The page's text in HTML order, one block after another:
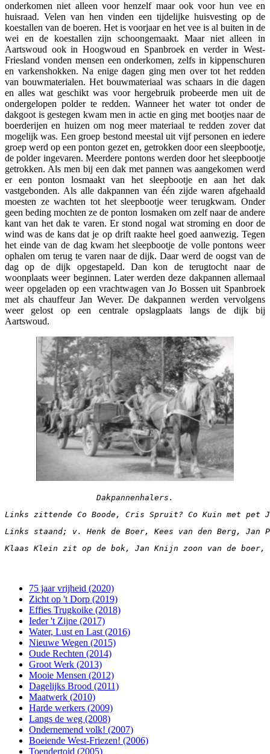
onderkomen niet alleen voor henzelf maar ook voor hun vee en
huisraad. Velen van hen vinden een tijdelijke huisvesting op de
koestallen van de boeren. Het is voorjaar en het vee is al buiten in de
wei en de koestallen zijn schoongemaakt. Maar niet alleen in
Aartswoud ook in Hoogwoud en Spanbroek en verder in West-
Friesland vonden mensen een onderkomen, zelfs in kippenschuren
en varkenshokken. Na enige dagen ging men over tot het redden
van bouwmaterialen. Het bouwmateriaal was schaars in die dagen
en alles wat geschikt was voor hergebruik probeerde men uit de
ondergelopen polder te redden. Wanneer het water tot onder de
dakgoot is gestegen kwam men in actie en ging met bootjes naar de
boerderijen en huizen om nog meer materiaal te redden zover dat
mogelijk was. Een groep bestond meestal uit vijf personen en iedere
groep werd op een ponton gezet en, getrokken door een sleepbootje,
de polder ingevaren. Meerdere pontons werden door het sleepbootje
getrokken. Als men bij een dak met pannen was aangekomen werd
er een ponton losmaakt van het sleepbootje en aan het dak
vastgebonden. Als alle dakpannen van één zijde waren afgehaald
moesten ze wachten tot het sleepbootje weer terugkwam. Onder
geen beding mochten ze de ponton losmaken om zelf naar de andere
kant van het dak te varen. Er stond nogal wat stroming en door de
wind was de kans dat je op drift raakte heel goed aanwezig. Tegen
het einde van de dag kwam het sleepbootje de volle pontons weer
ophalen om terug te varen naar de dijk. Daar werd de oogst van de
dag op de dijk opgestapeld. Dan kon de terugtocht naar de
woonplaats weer beginnen. Later werden deze dakpannen allemaal
weer opgeladen op een vrachtwagen van Jo Bossen uit Spanbroek
met als chauffeur Jan Wever. De dakpannen werden vervolgens
weer gelost op een centrale opslagplaats langs de dijk bij
Aartswoud.
Dakpannenhalers.
Links zittende Co Boode, Cris Spruit? Co Kuin met pet
Links staand; v. Henk de Boer, Kees van den Berg,
Klaas Klein zit op de bok, Jan Knijn zoon van de
75 jaar vrijheid (2020)
Zicht op 't Dorp (2019)
Effies Trugkoike (2018)
Ieder 't Zijne (2017)
Water, Lust en Last (2016)
Nieuwe Wegen (2015)
Oude Rechten (2014)
Groot Werk (2013)
Mooie Mensen (2012)
Dagelijks Brood (2011)
Maatwerk (2010)
Harde werkers (2009)
Langs de weg (2008)
Ondernemend volk! (2007)
Boeiende West-Friezen! (2006)
Toendertoid (2005)